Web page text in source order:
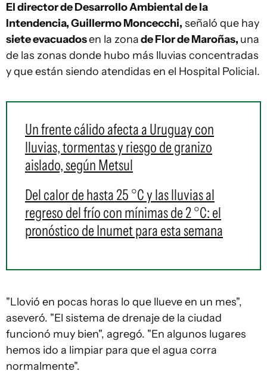
El director de Desarrollo Ambiental de la
Intendencia, Guillermo Moncecchi, señaló que hay
siete evacuadosen la zonade Flor de Maroñas, una
de las zonas donde hubo más lluvias concentradas
y que están siendo atendidas en el Hospital Policial.
Un frente cálido afecta a Uruguay con
lluvias, tormentas y riesgo de granizo
aislado, según Metsul
Del calor de hasta 25 °C y las lluvias al
regreso del frío con mínimas de 2 °C: el
pronóstico de Inumet para esta semana
"Llovió en pocas horas lo que llueve en un mes",
aseveró. "El sistema de drenaje de la ciudad
funcionó muy bien", agregó. "En algunos lugares
hemos ido a limpiar para que el agua corra
normalmente".